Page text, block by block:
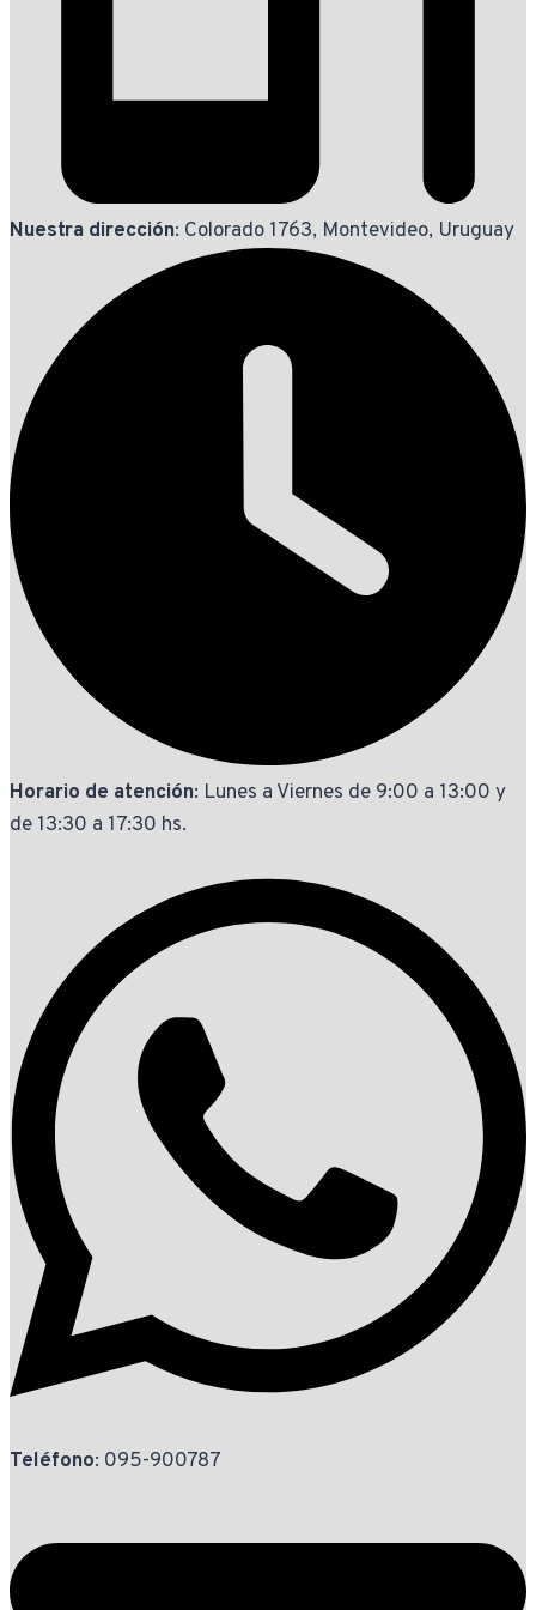
Nuestra dirección: Colorado 1763, Montevideo, Uruguay
Horario de atención: Lunes a Viernes de 9:00 a 13:00 y
de 13:30 a 17:30 hs.
Teléfono: 095-900787